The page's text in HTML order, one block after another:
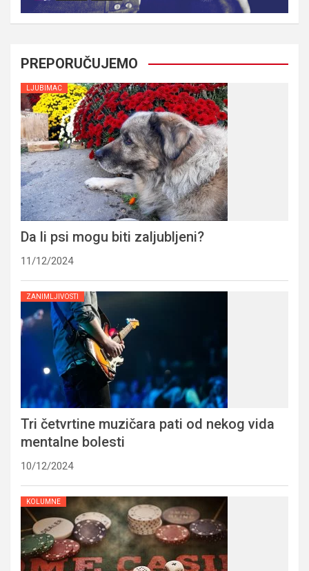
PREPORUČUJEMO
LJUBIMAC
Da li psi mogu biti zaljubljeni?
11/12/2024
ZANIMLJIVOSTI
Tri četvrtine muzičara pati od nekog vida
mentalne bolesti
10/12/2024
KOLUMNE